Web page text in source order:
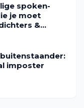
spoken-
je moet
&
imposter